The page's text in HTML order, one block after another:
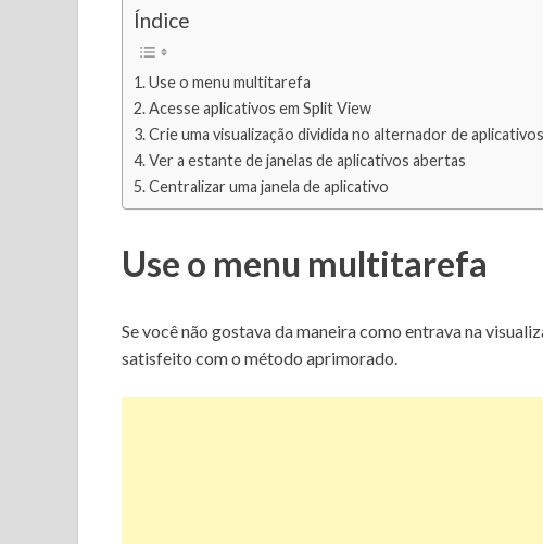
Índice
Use o menu multitarefa
Acesse aplicativos em Split View
Crie uma visualização dividida no alternador de aplicativos
Ver a estante de janelas de aplicativos abertas
Centralizar uma janela de aplicativo
Use o menu multitarefa
Se você não gostava da maneira como entrava na
satisfeito com o método aprimorado.